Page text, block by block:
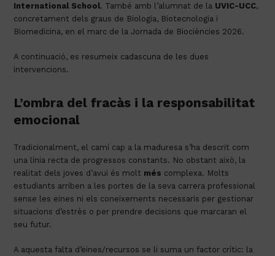
International School. També amb l’alumnat de la UVIC-UCC,
concretament dels graus de Biologia, Biotecnologia i
Biomedicina, en el marc de la Jornada de Biociències 2026.
A continuació, es resumeix cadascuna de les dues
intervencions.
L’ombra del fracàs i la responsabilitat
emocional
Tradicionalment, el camí cap a la maduresa s’ha descrit com
una línia recta de progressos constants. No obstant això, la
realitat dels joves d’avui és molt més complexa. Molts
estudiants arriben a les portes de la seva carrera professional
sense les eines ni els coneixements necessaris per gestionar
situacions d’estrès o per prendre decisions que marcaran el
seu futur.
A aquesta falta d’eines/recursos se li suma un factor crític: la